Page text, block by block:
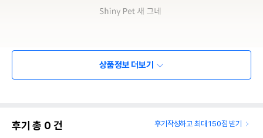
상품정보 더보기
후기 총 0 건 후기작성하고 최대 150점 받기